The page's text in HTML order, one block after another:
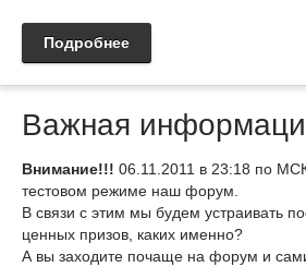
Подробнее
Важная
Внимание!!! 06.11.2011 в 23:18 по
тестовом режиме наш форум.
В связи с этим мы будем устраивать
ценных призов, каких именно?
А вы заходите почаще на форум и сами